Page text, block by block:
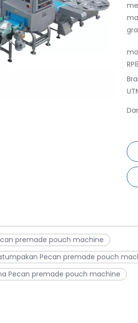
premade pouch machine
Pecan premade pouch
Pecan premade pouch machine